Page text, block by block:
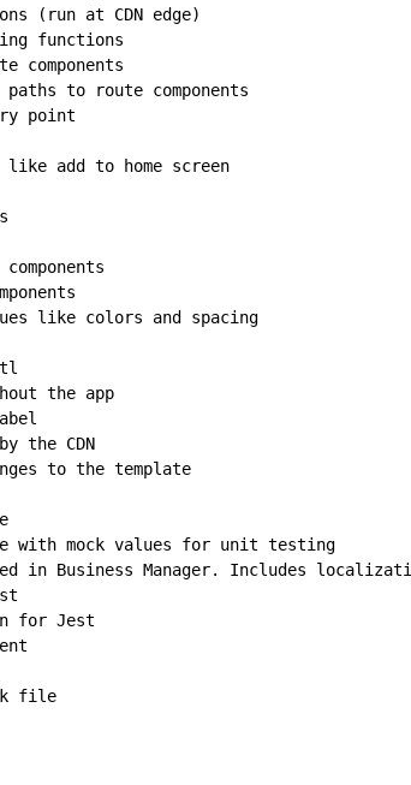
(run at CDN edge)
functions
components
to route components
point
like add to home screen
components
like colors and spacing
the app
the CDN
to the template
with mock values for unit testing
in Business Manager. Includes
for Jest
file